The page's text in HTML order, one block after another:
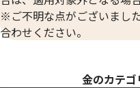
※ご不明な点がございまし
合わせください。
金のカテゴ